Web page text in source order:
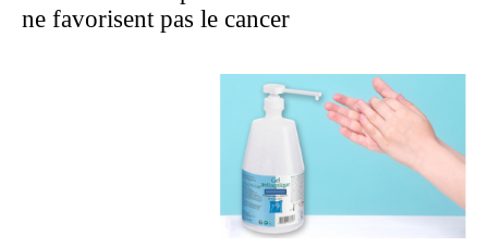
ne favorisent pas le cancer